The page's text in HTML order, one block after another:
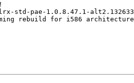
std-pae-1.0.8.47.1-
rebuild for i586